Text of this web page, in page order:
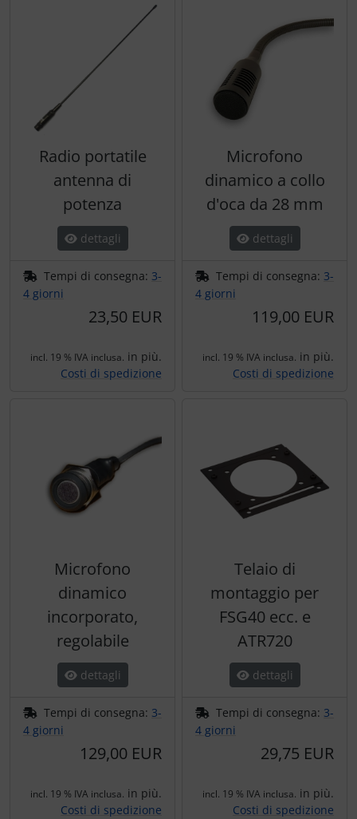
Radio portatile
antenna di
potenza
dettagli
Tempi di consegna: 3-
4 giorni
23,50 EUR
incl. 19 % IVA inclusa. in più.
Costi di spedizione
Microfono
dinamico a collo
d'oca da 28 mm
dettagli
Tempi di consegna: 3-
4 giorni
119,00 EUR
incl. 19 % IVA inclusa. in più.
Costi di spedizione
Microfono
dinamico
incorporato,
regolabile
dettagli
Tempi di consegna: 3-
4 giorni
129,00 EUR
incl. 19 % IVA inclusa. in più.
Costi di spedizione
Telaio di
montaggio per
FSG40 ecc. e
ATR720
dettagli
Tempi di consegna: 3-
4 giorni
29,75 EUR
incl. 19 % IVA inclusa. in più.
Costi di spedizione
Vessilli decorativi
Mappe di rilievo 3D